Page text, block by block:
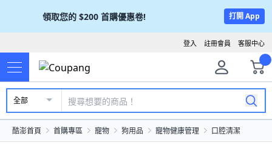
領取您的 $200 首購優惠卷! 打開 App
客服中心
註冊會員
登入
全部
酷澎首頁 首購專區 寵物 狗用品 寵物健康管理 口腔清潔